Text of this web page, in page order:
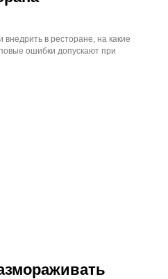
в ресторане, на какие
ошибки допускают при